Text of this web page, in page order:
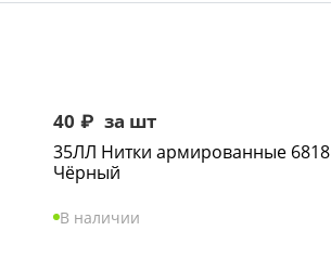
40 ₽ за шт
35ЛЛ Нитки армированные 6818
Чёрный
В наличии